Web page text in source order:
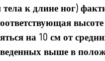
тела к длине ног)
высоте
на 10 см от
выше в